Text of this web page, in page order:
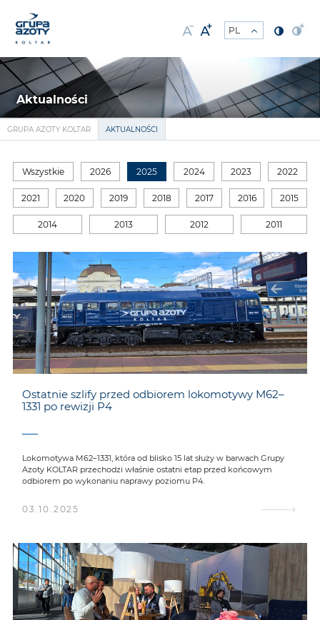
Aktualności
GRUPA AZOTY KOLTAR AKTUALNOŚCI
Wszystkie 2026 2025 2024 2023 2022
2021 2020 2019 2018 2017 2016 2015
2014 2013 2012 2011
Ostatnie szlify przed odbiorem lokomotywy M62–
1331 po rewizji P4
Lokomotywa M62–1331, która od blisko 15 lat służy w barwach Grupy
Azoty KOLTAR przechodzi właśnie ostatni etap przed końcowym
odbiorem po wykonaniu naprawy poziomu P4.
03.10.2025